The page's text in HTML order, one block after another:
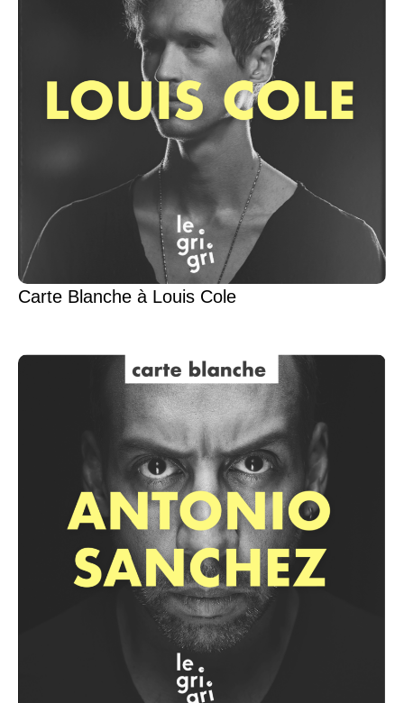
Carte Blanche à Louis Cole